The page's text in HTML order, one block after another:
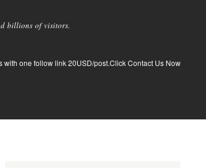
billions of visitors.
with one follow link 20USD/post.Click Contact Us Now